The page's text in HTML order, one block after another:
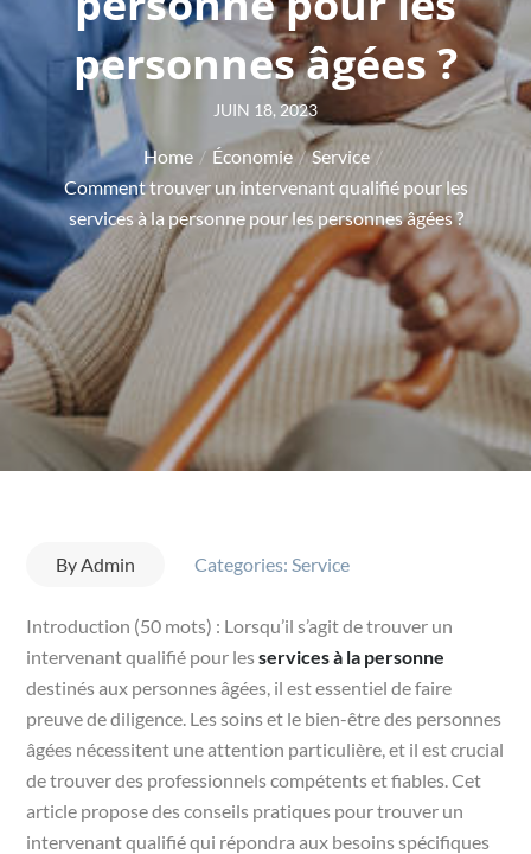
personnes âgées ?
Posted
on
JUIN 18, 2023
Home Économie
Service
Comment trouver un intervenant qualifié pour les
services à la personne pour les personnes âgées ?
ByAdmin Categories:Service
Introduction (50 mots) : Lorsqu’il s’agit de trouver un
intervenant qualifié pour lesservices à la personne
destinés aux personnes âgées, il est essentiel de faire
preuve de diligence. Les soins et le bien-être des personnes
âgées nécessitent une attention particulière, et il est crucial
de trouver des professionnels compétents et fiables. Cet
article propose des conseils pratiques pour trouver un
intervenant qualifié qui répondra aux besoins spécifiques